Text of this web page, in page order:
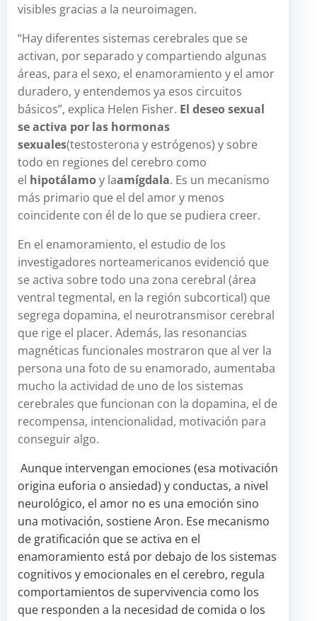
visibles gracias a la neuroimagen.
“Hay diferentes sistemas cerebrales que se
activan, por separado y compartiendo algunas
áreas, para el sexo, el enamoramiento y el amor
duradero, y entendemos ya esos circuitos
básicos”, explica Helen Fisher. El deseo sexual
se activa por las hormonas
sexuales(testosterona y estrógenos) y sobre
todo en regiones del cerebro como
el hipotálamoy laamígdala. Es un mecanismo
más primario que el del amor y menos
coincidente con él de lo que se pudiera creer.
En el enamoramiento, el estudio de los
investigadores norteamericanos evidenció que
se activa sobre todo una zona cerebral (área
ventral tegmental, en la región subcortical) que
segrega dopamina, el neurotransmisor cerebral
que rige el placer. Además, las resonancias
magnéticas funcionales mostraron que al ver la
persona una foto de su enamorado, aumentaba
mucho la actividad de uno de los sistemas
cerebrales que funcionan con la dopamina, el de
recompensa, intencionalidad, motivación para
conseguir algo.
Aunque intervengan emociones (esa motivación
origina euforia o ansiedad) y conductas, a nivel
neurológico, el amor no es una emoción sino
una motivación, sostiene Aron. Ese mecanismo
de gratificación que se activa en el
enamoramiento está por debajo de los sistemas
cognitivos y emocionales en el cerebro, regula
comportamientos de supervivencia como los
que responden a la necesidad de comida o los